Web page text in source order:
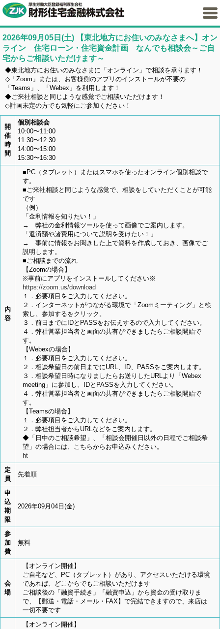
2026年09月05日(土) 【東北地方にお住いのみなさまへ】オン
ライン 住宅ローン・住宅資金計画 なんでも相談会～ご自
宅からご相談いただけます～
◆東北地方にお住いのみなさまに「オンライン」で相談を承ります！
◇「Zoom」または、お客様側のアプリのインストールが不要の
「Teams」、「Webex」を利用します！
◆ご来社相談と同じような感覚でご相談いただけます！
◇計画未定の方でも気軽にご参加ください！
開
催
時
間
個別相談会
10:00〜11:00
11:30〜12:30
14:00〜15:00
15:30〜16:30
内
容
■PC（タブレット）またはスマホを使ったオンライン個別相談で
す。
■ご来社相談と同じような感覚で、相談をしていただくことが可能
です
（例）
「金利情報を知りたい！」
→ 弊社の金利情報ツールを使って画像でご案内します。
「返済額や諸費用について説明を受けたい！」
→ 事前に情報をお聞きした上で資料を作成しておき、画像でご
説明します。
■ご相談までの流れ
【Zoomの場合】
※事前にアプリをインストールしてください※
https://zoom.us/download
１．必要項目をご入力してください。
２．インターネットがつながる環境で「Zoomミーティング」と検
索し、参加するをクリック。
３．前日までにIDとPASSをお伝えするので入力してください。
４．弊社営業担当者と画面の共有ができましたらご相談開始で
す。
【Webexの場合】
１．必要項目をご入力してください。
２．相談希望日の前日までにURL、ID、PASSをご案内します。
３．相談希望日時になりましたらお送りしたURLより「Webex
meeting」に参加し、IDとPASSを入力してください。
４．弊社営業担当者と画面の共有ができましたらご相談開始で
す。
【Teamsの場合】
１．必要項目をご入力してください。
２．弊社担当者からURLなどをご案内します。
◆「日中のご相談希望」、「相談会開催日以外の日程でご相談希
望」の場合には、こちらからお申込みください。
ht
定
員
先着順
申
込
期
限
2026年09月04日(金)
参
加
費
無料
会
場
【オンライン開催】
ご自宅など、PC（タブレット）があり、アクセスいただける環境
であれば、どこからでもご相談いただけます
ご相談後の「融資手続き」「融資申込」から資金の受け取りま
で、【郵送・電話・メール・FAX】で完結できますので、来店は
一切不要です
【オンライン開催】